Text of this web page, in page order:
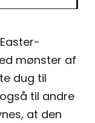
mønster af
dug til
til andre
at den